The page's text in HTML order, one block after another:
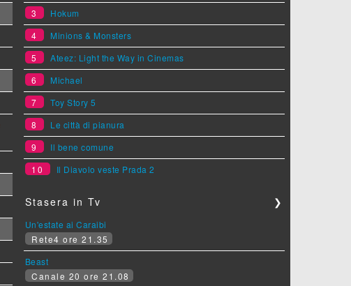
3
Hokum
4
Minions & Monsters
5
Ateez: Light the Way in Cinemas
6
Michael
7
Toy Story 5
8
Le città di pianura
9
Il bene comune
10
Il Diavolo veste Prada 2
Stasera in Tv ❯
Un'estate ai Caraibi
Rete4 ore 21.35
Beast
Canale 20 ore 21.08